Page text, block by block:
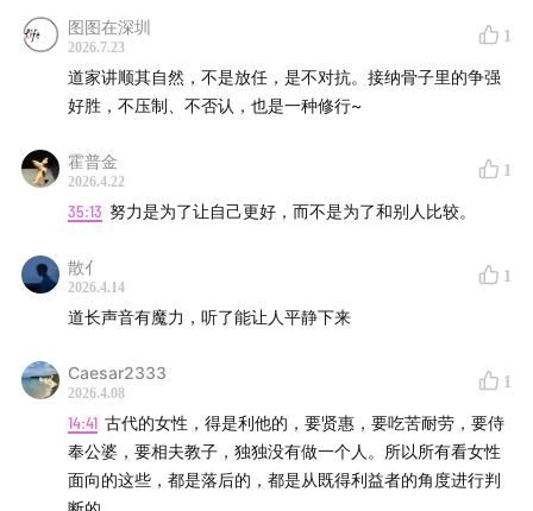
09:16 了解面相学：从面部特征看人的性格和命运
如何看人？通过面相了解人的性格和人品
18:34
吸引力与气场：探索男女关系中的甜言蜜语和仙风
道骨的影响。
21:39 整容对运势的影响：相由心生还是人心变化的体现？
27:51 投资者的心态变化：从怨念到欢喜的心路历程
从抗争到洒脱：道家的人生观与年轻人的矛盾
图图在深圳
2026.7.23
1
道家讲顺其自然，不是放任，是不对抗。接纳骨子里的争强
好胜，不压制、不否认，也是一种修行~
霍普金
2026.4.22
1
35:13 努力是为了让自己更好，而不是为了和别人比较。
散亻
2026.4.14
1
道长声音有魔力，听了能让人平静下来
Caesar2333
2026.4.08
1
14:41 古代的女性，得是利他的，要贤惠，要吃苦耐劳，要侍
奉公婆，要相夫教子，独独没有做一个人。所以所有看女性
面向的这些，都是落后的，都是从既得利益者的角度进行判